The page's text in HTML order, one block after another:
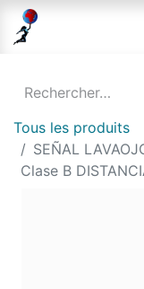
Tous les produits
SEÑAL
Clase B